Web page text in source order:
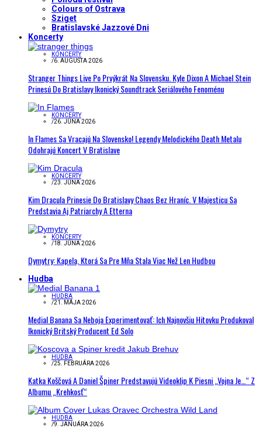
Colours of Ostrava
Sziget
Bratislavské Jazzové Dni
Koncerty
KONCERTY
/6. AUGUSTA 2026
Stranger Things Live Po Prvýkrát Na Slovensku. Kyle Dixon A Michael Stein
Prinesú Do Bratislavy Ikonický Soundtrack Seriálového Fenoménu
KONCERTY
/26. JÚNA 2026
In Flames Sa Vracajú Na Slovensko! Legendy Melodického Death Metalu
Odohrajú Koncert V Bratislave
KONCERTY
/23. JÚNA 2026
Kim Dracula Prinesie Do Bratislavy Chaos Bez Hraníc. V Majesticu Sa
Predstavia Aj Patriarchy A Etterna
KONCERTY
/18. JÚNA 2026
Dymytry: Kapela, Ktorá Sa Pre Mňa Stala Viac Než Len Hudbou
Hudba
HUDBA
/21. MÁJA 2026
Medial Banana Sa Neboja Experimentovať: Ich Najnovšiu Hitovku Produkoval
Ikonický Britský Producent Ed Solo
HUDBA
/25. FEBRUÁRA 2026
Katka Koščová A Daniel Špiner Predstavujú Videoklip K Piesni „Vojna Je…“ Z
Albumu „Krehkosť“
HUDBA
/9. JANUÁRA 2026